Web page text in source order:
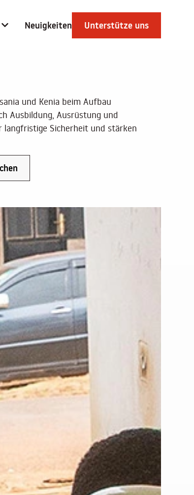
Neuigkeiten Unterstütze uns
und Kenia beim Aufbau
Ausbildung, Ausrüstung und
Sicherheit und stärken